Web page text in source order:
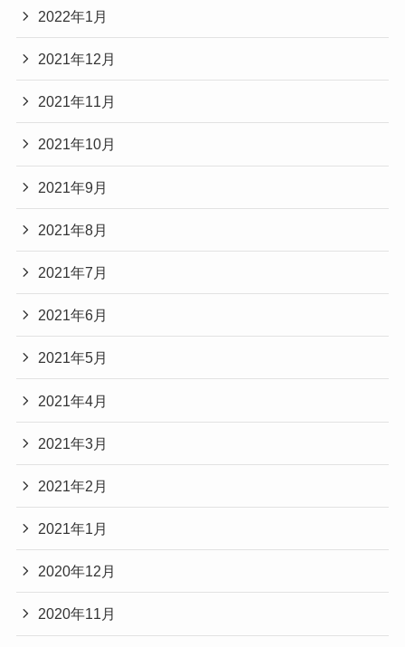
2022年1月
2021年12月
2021年11月
2021年10月
2021年9月
2021年8月
2021年7月
2021年6月
2021年5月
2021年4月
2021年3月
2021年2月
2021年1月
2020年12月
2020年11月